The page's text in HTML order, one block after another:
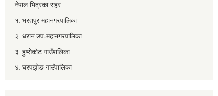
नेपाल भित्रका सहर :
१. भरतपुर महानगरपालिका
२. धरान उप-महानगरपालिका
३. हुप्सेकोट गाउँपालिका
४. घरपझोङ गाउँपालिका